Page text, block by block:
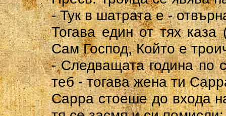
- Тук в шатрата е -
Тогава един от тях
Сам Господ, Който е
- Следващата година по
теб - тогава жена ти
Сарра стоеше до входа